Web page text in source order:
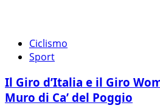
Ciclismo
Sport
Il Giro d’Italia e il Giro
Muro di Ca’ del Poggio